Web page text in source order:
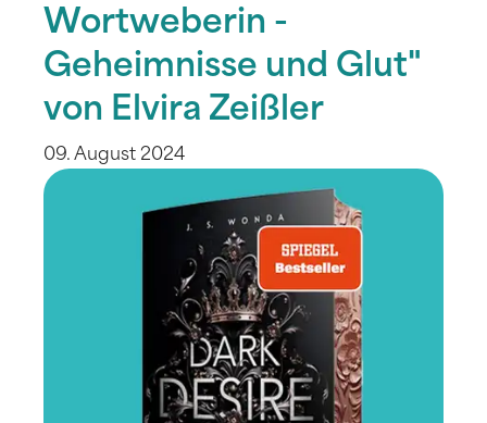
Wortweberin -
Geheimnisse und Glut"
von Elvira Zeißler
09. August 2024